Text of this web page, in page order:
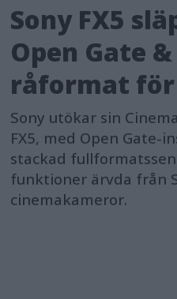
Sony FX5
Open Gate
råformat för
Sony utökar sin
FX5, med Open Gate-
stackad
funktioner ärvda från
cinemakameror.